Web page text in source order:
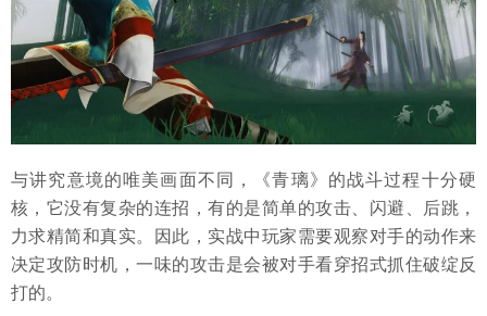
与讲究意境的唯美画面不同，《青璃》的战斗过程十分硬
核，它没有复杂的连招，有的是简单的攻击、闪避、后跳，
力求精简和真实。因此，实战中玩家需要观察对手的动作来
决定攻防时机，一味的攻击是会被对手看穿招式抓住破绽反
打的。